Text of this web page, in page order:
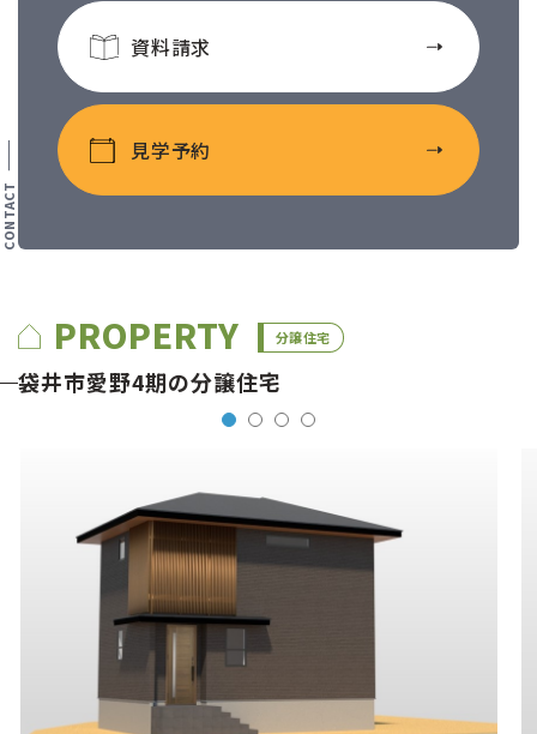
資料請求
見学予約
PROPERTY 分譲住宅
袋井市愛野4期の分譲住宅